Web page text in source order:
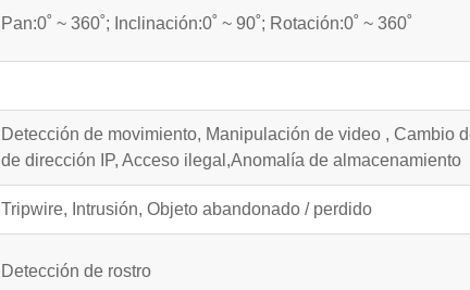
Pan:0˚ ~ 360˚; Inclinación:0˚ ~ 90˚; Rotación:0˚ ~ 360˚
Detección de movimiento, Manipulación de video , Cambio
de dirección IP, Acceso ilegal,Anomalía de almacenamiento
Tripwire, Intrusión, Objeto abandonado / perdido
Detección de rostro